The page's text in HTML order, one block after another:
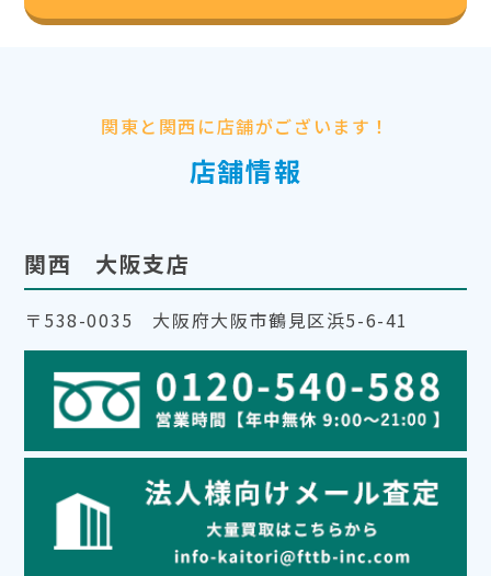
関東と関西に店舗がございます！
店舗情報
関西 大阪支店
〒538-0035 大阪府大阪市鶴見区浜5-6-41